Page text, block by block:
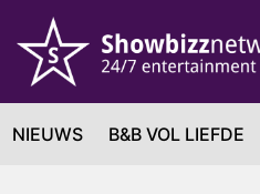
NIEUWS B&B VOL LIEFDE